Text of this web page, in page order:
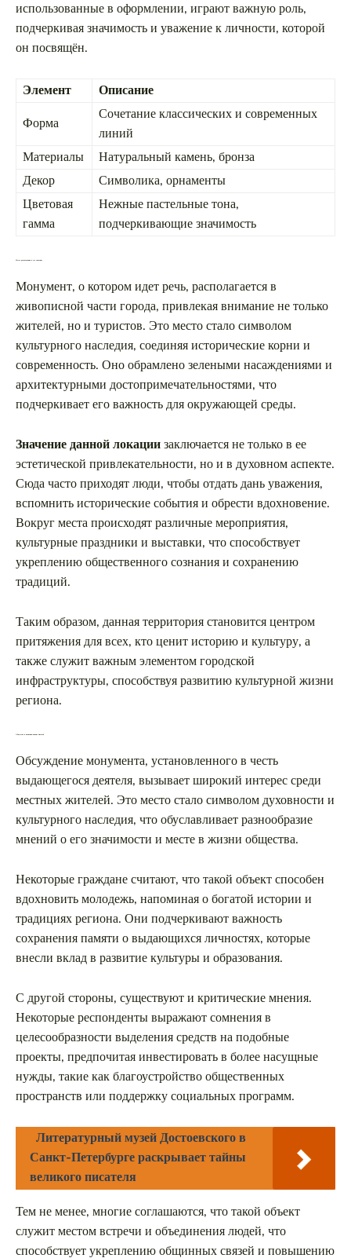
использованные в оформлении, играют важную роль,
подчеркивая значимость и уважение к личности, которой
он посвящён.
Элемент
Описание
Форма
Сочетание классических и современных
линий
Материалы
Натуральный камень, бронза
Декор
Символика, орнаменты
Цветовая
гамма
Нежные пастельные тона,
подчеркивающие значимость
Место расположения и его значение
Монумент, о котором идет речь, располагается в
живописной части города, привлекая внимание не только
жителей, но и туристов. Это место стало символом
культурного наследия, соединяя исторические корни и
современность. Оно обрамлено зелеными насаждениями и
архитектурными достопримечательностями, что
подчеркивает его важность для окружающей среды.
Значение данной локациизаключается не только в ее
эстетической привлекательности, но и в духовном аспекте.
Сюда часто приходят люди, чтобы отдать дань уважения,
вспомнить исторические события и обрести вдохновение.
Вокруг места происходят различные мероприятия,
культурные праздники и выставки, что способствует
укреплению общественного сознания и сохранению
традиций.
Таким образом, данная территория становится центром
притяжения для всех, кто ценит историю и культуру, а
также служит важным элементом городской
инфраструктуры, способствуя развитию культурной жизни
региона.
Общество и памятник: мнение жителей
Обсуждение монумента, установленного в честь
выдающегося деятеля, вызывает широкий интерес среди
местных жителей. Это место стало символом духовности и
культурного наследия, что обуславливает разнообразие
мнений о его значимости и месте в жизни общества.
Некоторые граждане считают, что такой объект способен
вдохновить молодежь, напоминая о богатой истории и
традициях региона. Они подчеркивают важность
сохранения памяти о выдающихся личностях, которые
внесли вклад в развитие культуры и образования.
С другой стороны, существуют и критические мнения.
Некоторые респонденты выражают сомнения в
целесообразности выделения средств на подобные
проекты, предпочитая инвестировать в более насущные
нужды, такие как благоустройство общественных
пространств или поддержку социальных программ.
Литературный музей Достоевского в
Санкт-Петербурге раскрывает тайны
великого писателя
Тем не менее, многие соглашаются, что такой объект
служит местом встречи и объединения людей, что
способствует укреплению общинных связей и повышению